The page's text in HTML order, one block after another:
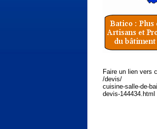
Faire un lien vers
/devis/
cuisine-salle-de-
devis-144434.html